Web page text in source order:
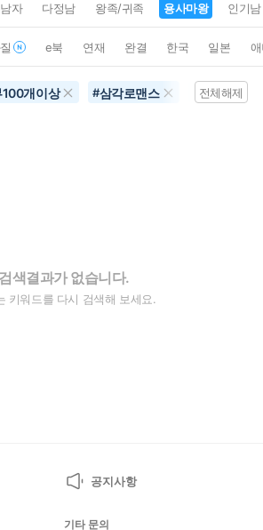
자 다정남 왕족/귀족 용사마왕 인기남
e북 연재 완결 한국 일본
개이상 #삼각로맨스 결혼생활
전체해제
검색결과가 없습니다.
키워드를 다시 검색해 보세요.
공지사항
기타 문의